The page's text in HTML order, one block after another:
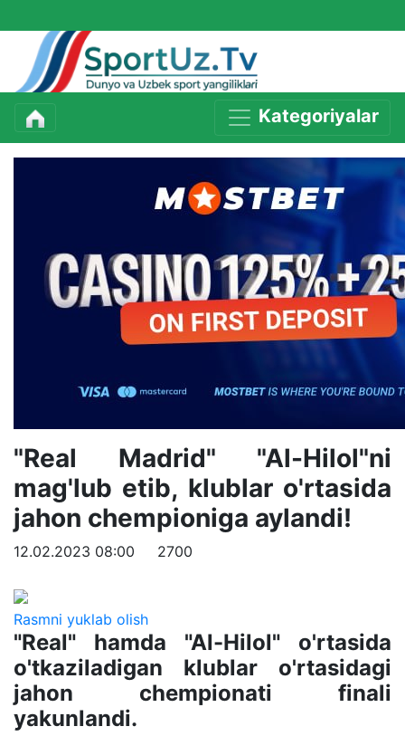
Kategoriyalar
"Real Madrid" "Al-Hilol"ni
mag'lub etib, klublar o'rtasida
jahon chempioniga aylandi!
12.02.2023 08:00 2700
Rasmni yuklab olish
"Real" hamda "Al-Hilol" o'rtasida
o'tkaziladigan klublar o'rtasidagi
jahon chempionati finali
yakunlandi.